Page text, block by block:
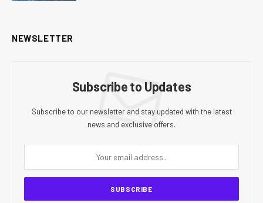
NEWSLETTER
Subscribe to Updates
Subscribe to our newsletter and stay updated with the latest
news and exclusive offers.